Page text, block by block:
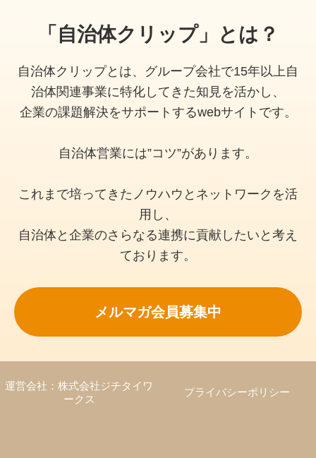
「自治体クリップ」とは？
自治体クリップとは、グループ会社で15年以上自
治体関連事業に特化してきた知見を活かし、
企業の課題解決をサポートするwebサイトです。
自治体営業には”コツ”があります。
これまで培ってきたノウハウとネットワークを活
用し、
自治体と企業のさらなる連携に貢献したいと考え
ております。
メルマガ会員募集中
運営会社：株式会社ジチタイワ
ークス
プライバシーポリシー